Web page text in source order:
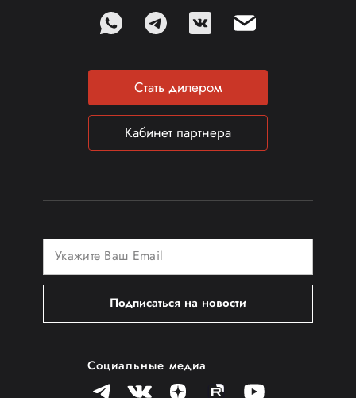
Стать дилером
Кабинет партнера
Подписаться на новости
Социальные медиа